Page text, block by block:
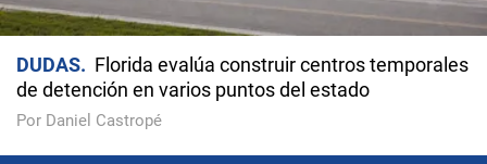
DUDAS
Florida evalúa construir centros temporales
de detención en varios puntos del estado
Por Daniel Castropé